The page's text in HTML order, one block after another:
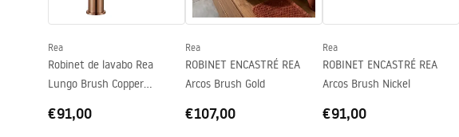
Garantie
5 ans
Rea
Robinet de lavabo Rea
Lungo Brush Copper
€91,00
Rea
ROBINET ENCASTRÉ REA
Arcos Brush Gold
€107,00
Rea
ROBINET ENCASTRÉ REA
Arcos Brush Nickel
€91,00